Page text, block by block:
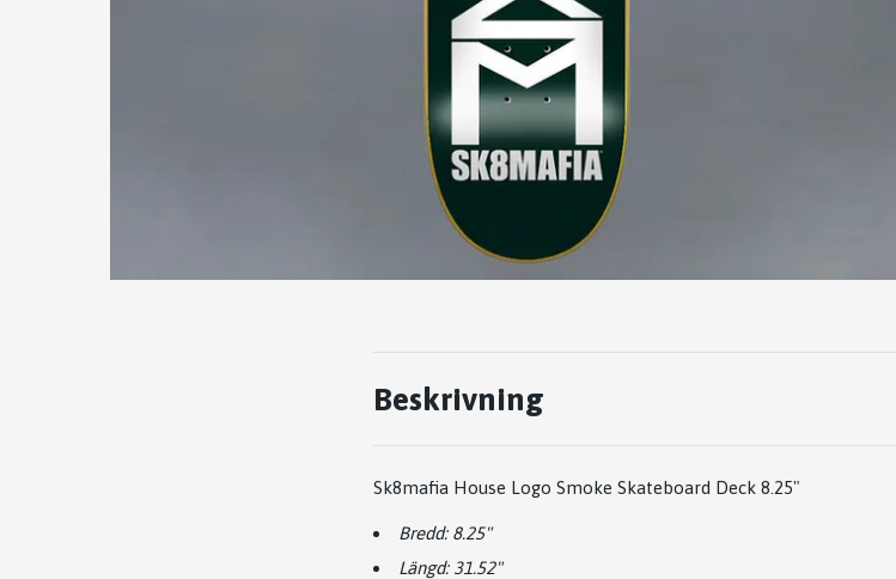
Beskrivning
Sk8mafia House Logo Smoke Skateboard Deck 8.25"
Bredd: 8.25"
Längd: 31.52"